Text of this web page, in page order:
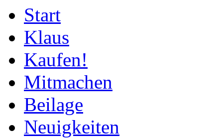
Start
Klaus
Kaufen!
Mitmachen
Beilage
Neuigkeiten